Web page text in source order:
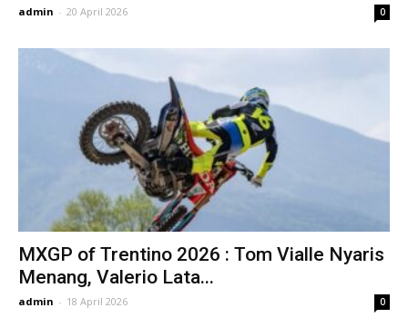
admin - 20 April 2026 0
MXGP of Trentino 2026 : Tom Vialle Nyaris
Menang, Valerio Lata...
admin - 18 April 2026 0